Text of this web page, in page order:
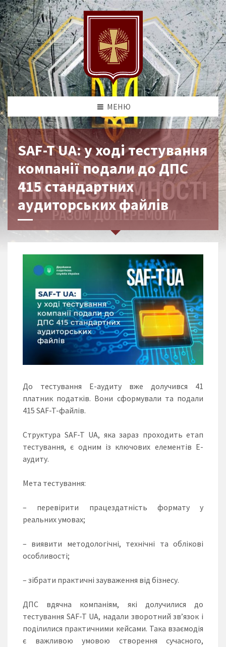
МЕНЮ
SAF-T UA: у ході тестування
компанії подали до ДПС
415 стандартних
аудиторських файлів
До тестування Е-аудиту вже долучився 41
платник податків. Вони сформували та подали
415 SAF-T-файлів.
Структура SAF-T UA, яка зараз проходить етап
тестування, є одним із ключових елементів E-
аудиту.
Мета тестування:
– перевірити працездатність формату у
реальних умовах;
– виявити методологічні, технічні та облікові
особливості;
– зібрати практичні зауваження від бізнесу.
ДПС вдячна компаніям, які долучилися до
тестування SAF-T UA, надали зворотний зв’язок і
поділилися практичними кейсами. Така взаємодія
є важливою умовою створення сучасного,